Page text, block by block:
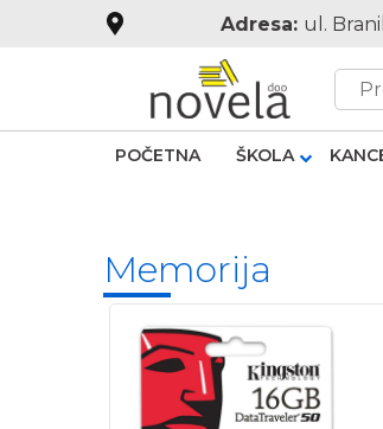
Adresa: ul.
POČETNA ŠKOLA
Memorija